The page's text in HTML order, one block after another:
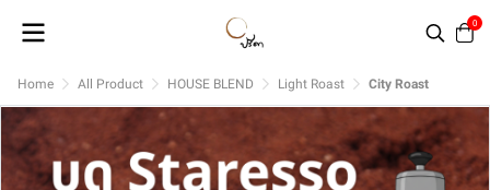
0
Home All Product HOUSE BLEND Light Roast City Roast